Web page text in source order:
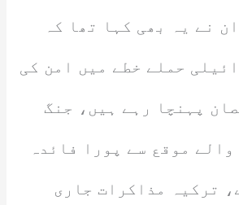
نے یہ بھی کہا تھا کہ
حملے خطے میں امن کی
پہنچا رہے ہیں، جنگ
موقع سے پورا فائدہ
ترکیہ مذاکرات جاری